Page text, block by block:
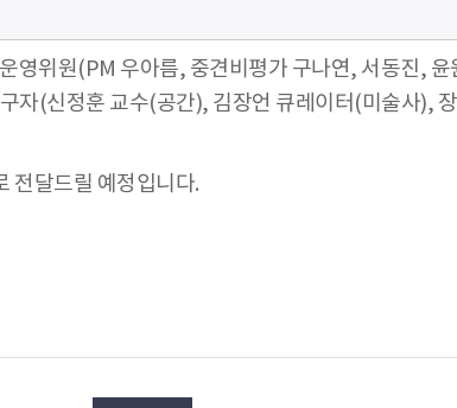
영위원(PM 우아름, 중견비평가 구나연, 서동진,
자(신정훈 교수(공간), 김장언 큐레이터(미술사),
전달드릴 예정입니다.